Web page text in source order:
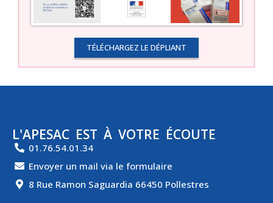
TÉLÉCHARGEZ LE DÉPLIANT
L'APESAC EST À VOTRE ÉCOUTE
01.76.54.01.34
Envoyer un mail via le formulaire
8 Rue Ramon Saguardia 66450 Pollestres